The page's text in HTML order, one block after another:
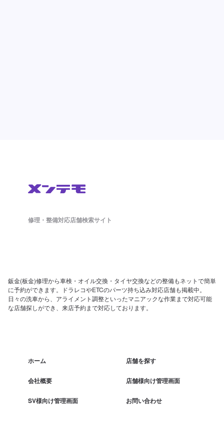
修理・整備対応店舗検索サイト
鈑金(板金)修理から車検・オイル交換・タイヤ交換などの整備もネットで簡単
に予約ができます。ドラレコやETCのパーツ持ち込み対応店舗も掲載中。
日々の洗車から、アライメント調整といったマニアックな作業まで対応可能
な店舗探しができ、来店予約まで対応しております。
ホーム 店舗を探す
会社概要 店舗様向け管理画面
SV様向け管理画面 お問い合わせ